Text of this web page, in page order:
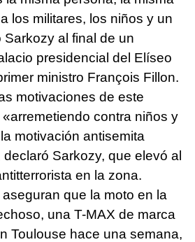
los militares, los niños y un
Sarkozy al final de un
presidencial del Elíseo
ministro François Fillon.
motivaciones de este
contra niños y
motivación antisemita
Sarkozy, que elevó al
en la zona.
que la moto en la
una T-MAX de marca
Toulouse hace una semana,